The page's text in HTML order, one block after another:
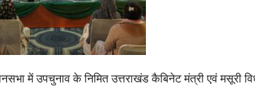
में उपचुनाव के निमित उत्तराखंड कैबिनेट मंत्री एवं